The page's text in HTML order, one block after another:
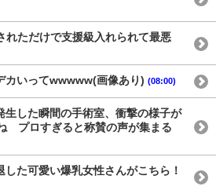
れただけで支援級入れられて最悪
カいってwwwww(画像あり) (08:00)
生した瞬間の手術室、衝撃の様子が
プロすぎると称賛の声が集まる
した可愛い爆乳女性さんがこちら！